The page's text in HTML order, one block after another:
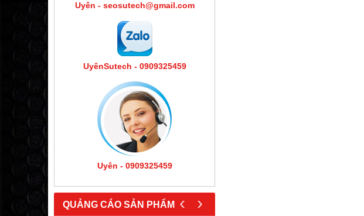
Uyên - seosutech@gmail.com
UyênSutech - 0909325459
Uyên - 0909325459
QUẢNG CÁO SẢN PHẨM ‹ ›